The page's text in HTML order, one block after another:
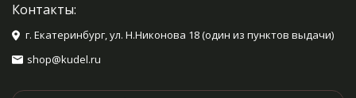
Контакты:
г. Екатеринбург, ул. Н.Никонова 18 (один из пунктов выдачи)
shop@kudel.ru